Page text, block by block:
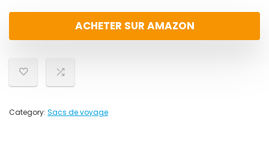
ACHETER SUR AMAZON
Category: Sacs de voyage